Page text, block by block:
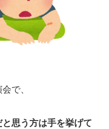
で、
と思う方は手を挙げて